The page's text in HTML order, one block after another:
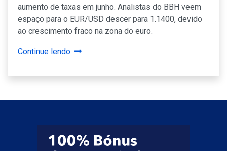
aumento de taxas em junho. Analistas do BBH veem
espaço para o EUR/USD descer para 1.1400, devido
ao crescimento fraco na zona do euro.
Continue lendo